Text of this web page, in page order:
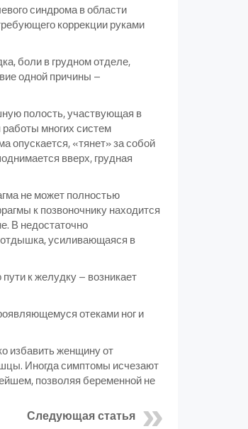
синдрома в области
коррекции руками
боли в грудном отделе,
одной причины –
полость, участвующая в
многих систем
опускается, «тянет» за собой
вверх, грудная
не может полностью
к позвоночнику находится
В недостаточно
усиливающаяся в
к желудку – возникает
отеками ног и
избавить женщину от
Иногда симптомы исчезают
позволяя беременной не
Следующая статья